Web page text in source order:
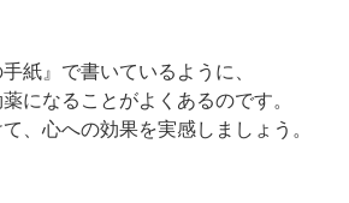
紙』で書いているように、
になることがよくあるのです。
、心への効果を実感しましょう。